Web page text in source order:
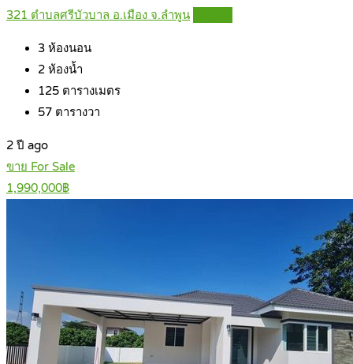
321 ตำบลศรีบัวบาล อ.เมือง จ.ลำพูน
3 ห้องนอน
2 ห้องน้ำ
125 ตารางเมตร
57 ตารางวา
2 ปี ago
ขาย For Sale
1,990,000฿